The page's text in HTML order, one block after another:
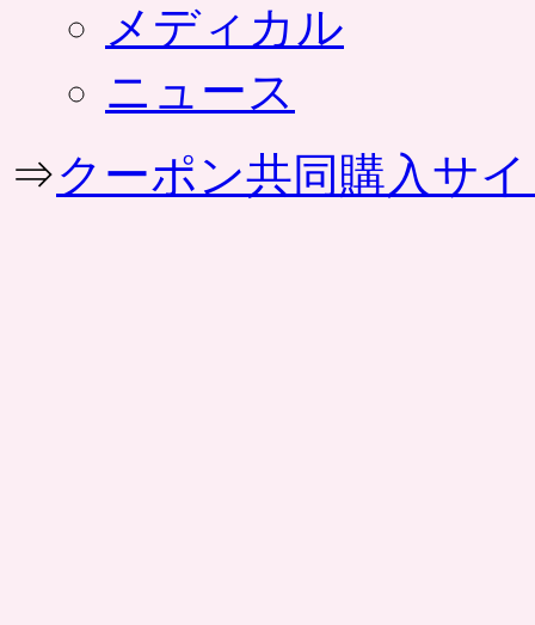
メディカル
ニュース
⇒クーポン共同購入サ